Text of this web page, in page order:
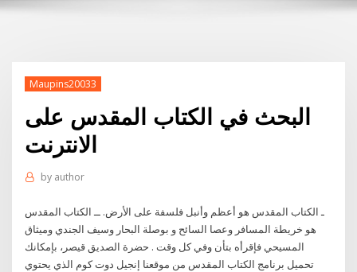
Maupins20033
البحث في الكتاب المقدس على
الانترنت
by author
ـ الكتاب المقدس هو أعظم وأنبل فلسفة على الأرض. ــ الكتاب المقدس
هو خريطة المسافر وعصا السائح و بوصلة البحار وسيف الجندي وميثاق
المسيحي فإقرأه بتأن وفي كل وقت . حضرة الصديق قيصر، بإمكانك
تحميل برنامج الكتاب المقدس من موقعنا إنجيل دوت كوم الذي يحتوي